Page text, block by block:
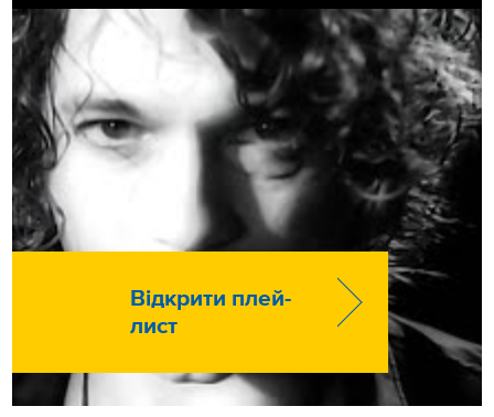
Відкрити плей-
лист